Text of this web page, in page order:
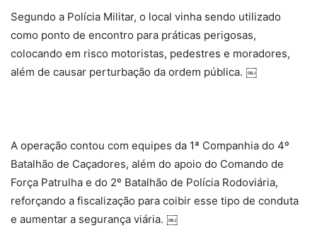
Segundo a Polícia Militar, o local vinha sendo utilizado
como ponto de encontro para práticas perigosas,
colocando em risco motoristas, pedestres e moradores,
além de causar perturbação da ordem pública. ￼
A operação contou com equipes da 1ª Companhia do 4º
Batalhão de Caçadores, além do apoio do Comando de
Força Patrulha e do 2º Batalhão de Polícia Rodoviária,
reforçando a fiscalização para coibir esse tipo de conduta
e aumentar a segurança viária. ￼